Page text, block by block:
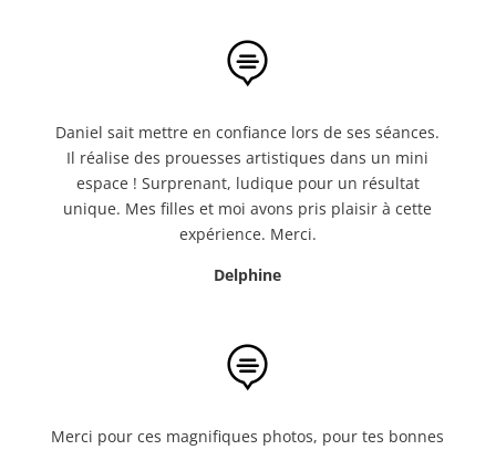

Daniel sait mettre en confiance lors de ses séances.
Il réalise des prouesses artistiques dans un mini
espace ! Surprenant, ludique pour un résultat
unique. Mes filles et moi avons pris plaisir à cette
expérience. Merci.
Delphine

Merci pour ces magnifiques photos, pour tes bonnes